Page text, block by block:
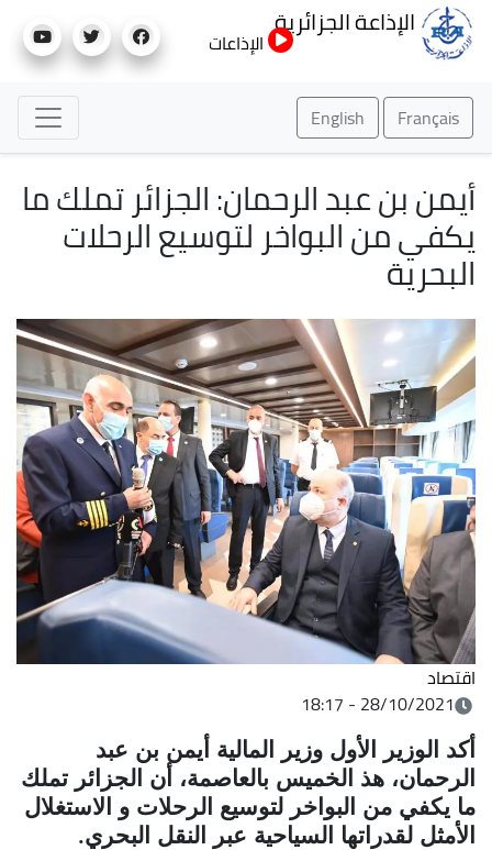
إلى
الإذاعة الجزائرية
الإذاعات
Français
English
أيمن بن عبد الرحمان: الجزائر تملك ما
يكفي من البواخر لتوسيع الرحلات
البحرية
اقتصاد
28/10/2021 - 18:17
أكد الوزير الأول وزير المالية أيمن بن عبد
الرحمان، هذالخميس بالعاصمة، أن الجزائر تملك
ما يكفي من البواخر لتوسيع الرحلات و الاستغلال
الأمثل لقدراتها السياحية عبر النقل البحري.